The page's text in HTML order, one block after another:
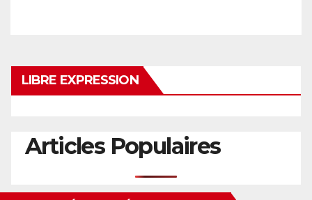
LIBRE EXPRESSION
Articles Populaires